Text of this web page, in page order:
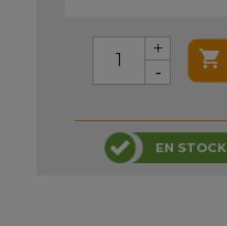

EN STOCK